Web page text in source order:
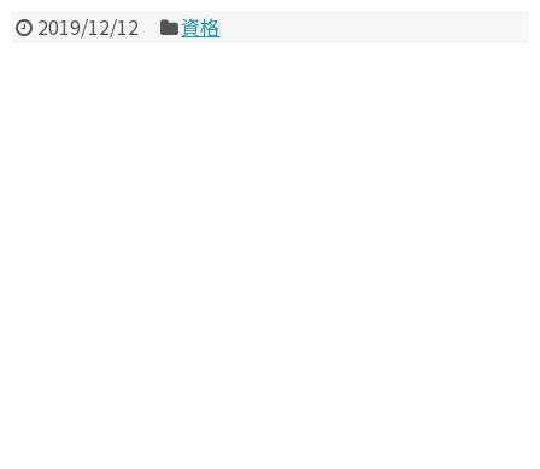
2019/12/12 資格